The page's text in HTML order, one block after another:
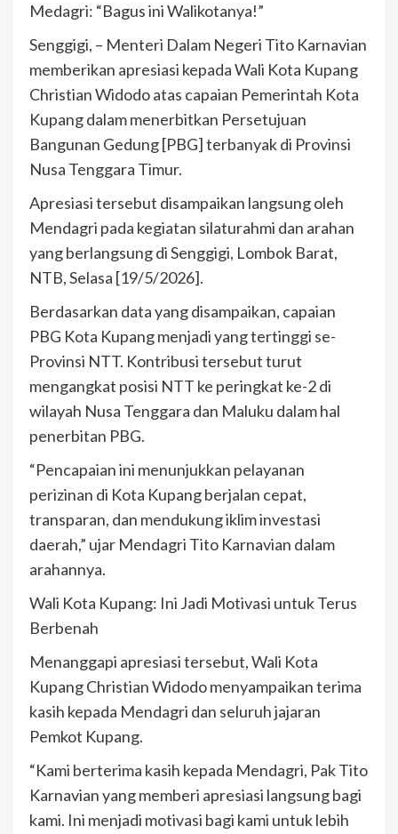
Medagri: “Bagus ini Walikotanya!”
Senggigi, – Menteri Dalam Negeri Tito Karnavian
memberikan apresiasi kepada Wali Kota Kupang
Christian Widodo atas capaian Pemerintah Kota
Kupang dalam menerbitkan Persetujuan
Bangunan Gedung [PBG] terbanyak di Provinsi
Nusa Tenggara Timur.
Apresiasi tersebut disampaikan langsung oleh
Mendagri pada kegiatan silaturahmi dan arahan
yang berlangsung di Senggigi, Lombok Barat,
NTB, Selasa [19/5/2026].
Berdasarkan data yang disampaikan, capaian
PBG Kota Kupang menjadi yang tertinggi se-
Provinsi NTT. Kontribusi tersebut turut
mengangkat posisi NTT ke peringkat ke-2 di
wilayah Nusa Tenggara dan Maluku dalam hal
penerbitan PBG.
“Pencapaian ini menunjukkan pelayanan
perizinan di Kota Kupang berjalan cepat,
transparan, dan mendukung iklim investasi
daerah,” ujar Mendagri Tito Karnavian dalam
arahannya.
Wali Kota Kupang: Ini Jadi Motivasi untuk Terus
Berbenah
Menanggapi apresiasi tersebut, Wali Kota
Kupang Christian Widodo menyampaikan terima
kasih kepada Mendagri dan seluruh jajaran
Pemkot Kupang.
“Kami berterima kasih kepada Mendagri, Pak Tito
Karnavian yang memberi apresiasi langsung bagi
kami. Ini menjadi motivasi bagi kami untuk lebih